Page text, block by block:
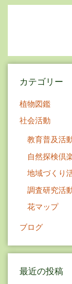
ビ
シ
カテゴリー
植物図鑑
社会活動
教育普及活
自然探検倶
地域づくり
調査研究活
花マップ
ブログ
最近の投稿